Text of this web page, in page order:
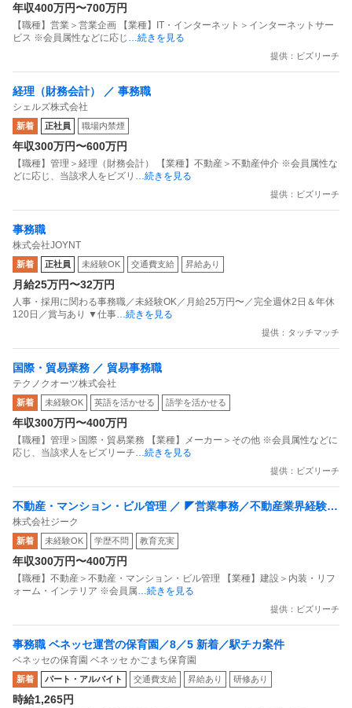
年収400万円〜700万円
【職種】営業＞営業企画 【業種】IT・インターネット＞インターネットサー
ビス ※会員属性などに応じ …続きを見る
提供：ビズリーチ
経理（財務会計） ／ 事務職
シェルズ株式会社
新着 正社員 職場内禁煙
年収300万円〜600万円
【職種】管理＞経理（財務会計） 【業種】不動産＞不動産仲介 ※会員属性な
どに応じ、当該求人をビズリ …続きを見る
提供：ビズリーチ
事務職
株式会社JOYNT
新着 正社員 未経験OK 交通費支給 昇給あり
月給25万円〜32万円
⼈事・採⽤に関わる事務職／未経験OK／月給25万円〜／完全週休2⽇＆年休
120日／賞与あり ▼仕事…続きを見る
提供：タッチマッチ
国際・貿易業務 ／ 貿易事務職
テクノクオーツ株式会社
新着 未経験OK 英語を活かせる 語学を活かせる
年収300万円〜400万円
【職種】管理＞国際・貿易業務 【業種】メーカー＞その他 ※会員属性などに
応じ、当該求人をビズリーチ…続きを見る
提供：ビズリーチ
不動産・マンション・ビル管理 ／ ◤営業事務／不動産業界経験者
歓迎◢ 賃貸物件の解約立会に関する周辺業務をお任せします／土
日祝休／残業月15h程度／14期連続増収の安定基盤
株式会社ジーク
新着 未経験OK 学歴不問 教育充実
年収300万円〜400万円
【職種】不動産＞不動産・マンション・ビル管理 【業種】建設＞内装・リフ
ォーム・インテリア ※会員属…続きを見る
提供：ビズリーチ
事務職 ベネッセ運営の保育園／8／5 新着／駅チカ案件
ベネッセの保育園 ベネッセ かごまち保育園
新着 パート・アルバイト 交通費支給 昇給あり 研修あり
時給1,265円